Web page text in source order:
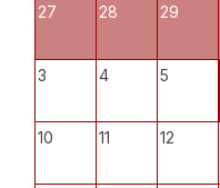
27
28 29
3 4 5
10 11 12